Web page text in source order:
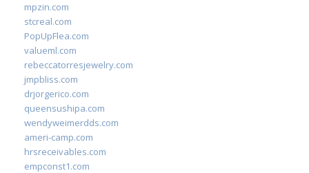
mpzin.com
stcreal.com
PopUpFlea.com
valueml.com
rebeccatorresjewelry.com
jmpbliss.com
drjorgerico.com
queensushipa.com
wendyweimerdds.com
ameri-camp.com
hrsreceivables.com
empconst1.com